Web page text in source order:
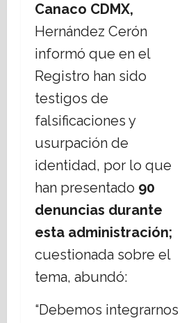
Canaco CDMX,
Hernández Cerón
informó que en el
Registro han sido
testigos de
falsificaciones y
usurpación de
identidad, por lo que
han presentado 90
denuncias durante
esta administración;
cuestionada sobre el
tema, abundó:
“Debemos integrarnos